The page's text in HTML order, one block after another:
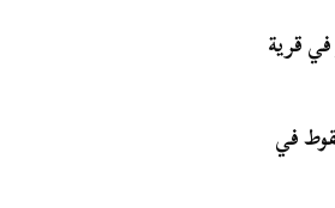
قرية
في